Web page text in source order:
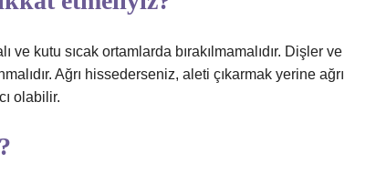
ve kutu sıcak ortamlarda bırakılmamalıdır. Dişler ve
Ağrı hissederseniz, aleti çıkarmak yerine ağrı
olabilir.